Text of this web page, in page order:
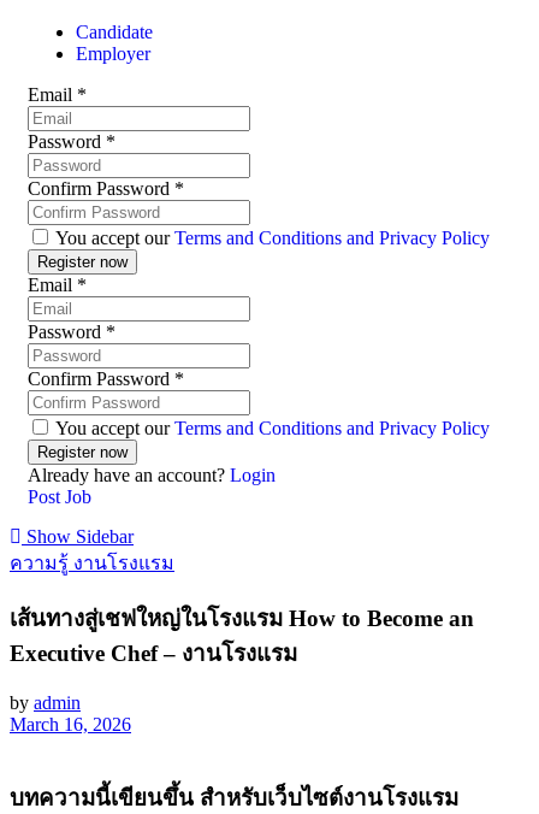
Candidate
Employer
Email *
Password *
Confirm Password *
You accept ourTerms and Conditions and Privacy Policy
Email *
Password *
Confirm Password *
You accept ourTerms and Conditions and Privacy Policy
Already have an account? Login
Post Job
Show Sidebar
ความรู้ งานโรงแรม
เส้นทางสู่เชฟใหญ่ในโรงแรม How to Become an
Executive Chef – งานโรงแรม
by admin
March 16, 2026
บทความนี้เขียนขึ้น สำหรับเว็บไซต์งานโรงแรม